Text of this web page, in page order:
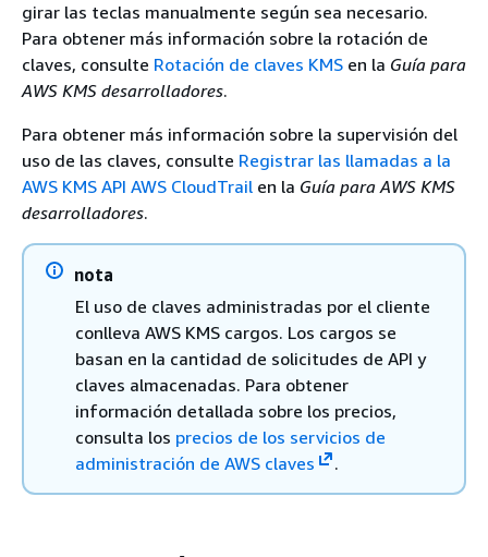
girar las teclas manualmente según sea necesario.
Para obtener más información sobre la rotación de
claves, consulte Rotación de claves KMS en la Guía para
AWS KMS desarrolladores.
Para obtener más información sobre la supervisión del
uso de las claves, consulte Registrar las llamadas a la
AWS KMS API AWS CloudTrail en la Guía para AWS KMS
desarrolladores.
nota
El uso de claves administradas por el cliente
conlleva AWS KMS cargos. Los cargos se
basan en la cantidad de solicitudes de API y
claves almacenadas. Para obtener
información detallada sobre los precios,
consulta los precios de los servicios de
administración de AWS claves
.